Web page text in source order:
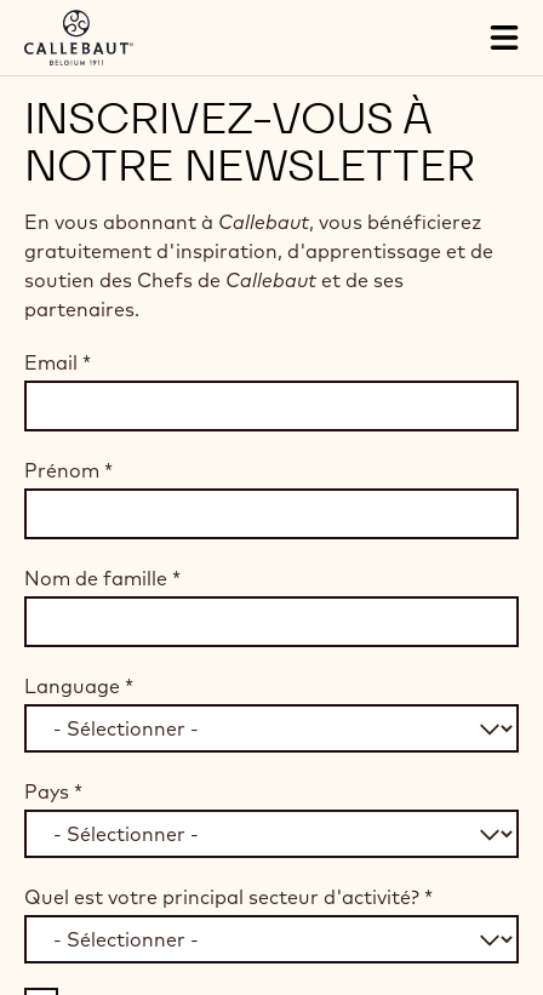
Skip to main content
INSCRIVEZ-VOUS À
NOTRE NEWSLETTER
En vous abonnant à Callebaut, vous bénéficierez
gratuitement d'inspiration, d'apprentissage et de
soutien des Chefs de Callebaut et de ses
partenaires.
Email *
Prénom *
Nom de famille *
Language *
Pays *
Quel est votre principal secteur d'activité? *